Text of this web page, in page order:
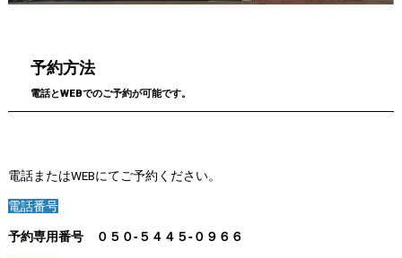
予約方法
電話とWEBでのご予約が可能です。
電話またはWEBにてご予約ください。
電話番号
予約専用番号 ０５０‐５４４５‐０９６６